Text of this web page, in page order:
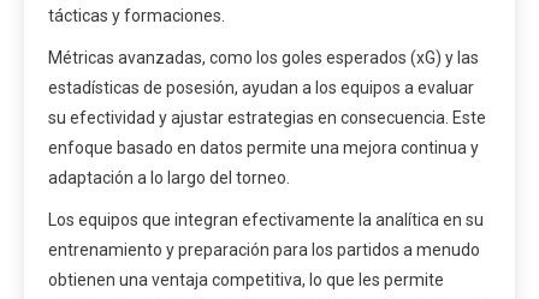
tácticas y formaciones.
Métricas avanzadas, como los goles esperados (xG) y las
estadísticas de posesión, ayudan a los equipos a evaluar
su efectividad y ajustar estrategias en consecuencia. Este
enfoque basado en datos permite una mejora continua y
adaptación a lo largo del torneo.
Los equipos que integran efectivamente la analítica en su
entrenamiento y preparación para los partidos a menudo
obtienen una ventaja competitiva, lo que les permite